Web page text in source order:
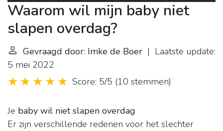
Waarom wil mijn baby niet
slapen overdag?
Gevraagd door: Imke de Boer | Laatste update:
5 mei 2022
Score: 5/5 (10 stemmen)
Je baby wil niet slapen overdag
Er zijn verschillende redenen voor het slechter